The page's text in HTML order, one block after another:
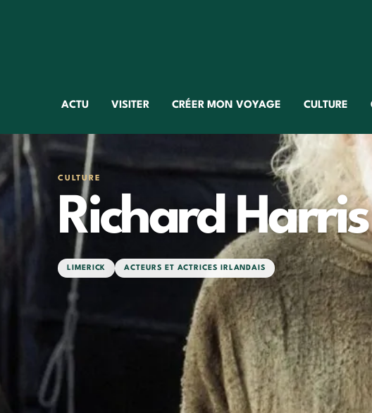
ACTU VISITER CRÉER MON VOYAGE CULTURE
CULTURE
Richard Harris
LIMERICK ACTEURS ET ACTRICES IRLANDAIS